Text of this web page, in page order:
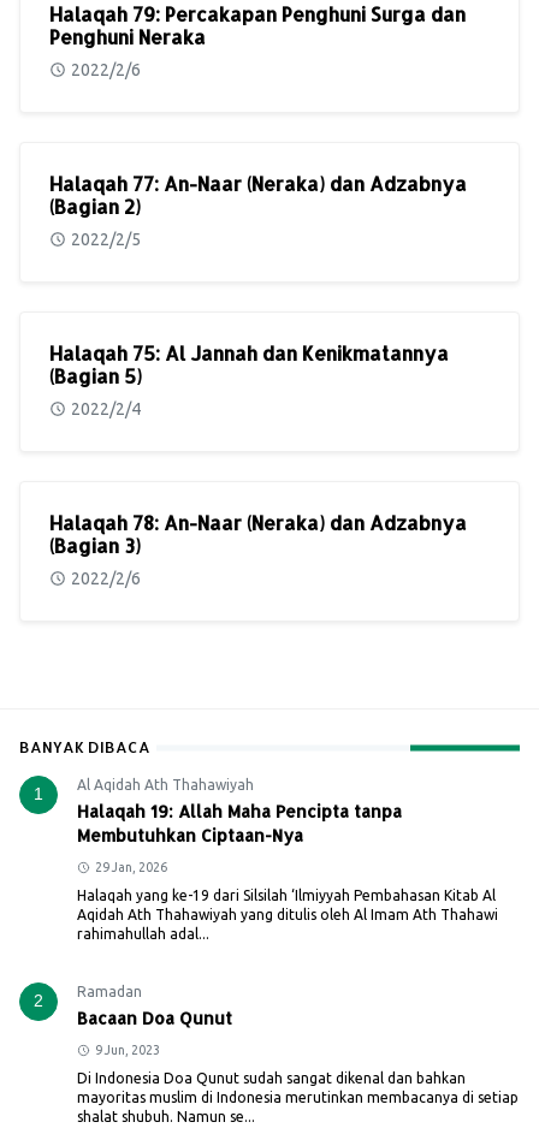
Halaqah 79: Percakapan Penghuni Surga dan
Penghuni Neraka
2022/2/6
Halaqah 77: An-Naar (Neraka) dan Adzabnya
(Bagian 2)
2022/2/5
Halaqah 75: Al Jannah dan Kenikmatannya
(Bagian 5)
2022/2/4
Halaqah 78: An-Naar (Neraka) dan Adzabnya
(Bagian 3)
2022/2/6
BANYAK DIBACA
1 Al Aqidah Ath Thahawiyah
Halaqah 19: Allah Maha Pencipta tanpa
Membutuhkan Ciptaan-Nya
29 Jan, 2026
Halaqah yang ke-19 dari Silsilah ‘Ilmiyyah Pembahasan Kitab Al
Aqidah Ath Thahawiyah yang ditulis oleh Al Imam Ath Thahawi
rahimahullah adal...
2 Ramadan
Bacaan Doa Qunut
9 Jun, 2023
Di Indonesia Doa Qunut sudah sangat dikenal dan bahkan
mayoritas muslim di Indonesia merutinkan membacanya di setiap
shalat shubuh. Namun se...